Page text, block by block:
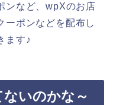
ンなど、wpXのお店
ーポンなどを配布し
ます♪
いのかな～